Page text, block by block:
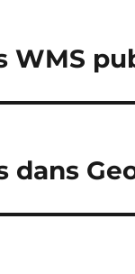
WMS
dans